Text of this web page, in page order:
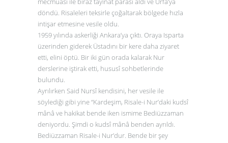
döndü. Risaleleri teksirle çoğaltarak bölgede hızla
intişar etmesine vesile oldu.
1959 yılında askerliği Ankara’ya çıktı. Oraya Isparta
üzerinden giderek Üstadını bir kere daha ziyaret
etti, elini öptü. Bir iki gün orada kalarak Nur
derslerine iştirak etti, hususî sohbetlerinde
bulundu.
Ayrılırken Said Nursî kendisini, her vesile ile
söylediği gibi yine “Kardeşim, Risale-i Nur’daki kudsî
mânâ ve hakikat bende iken ismime Bediüzzaman
deniyordu. Şimdi o kudsî mânâ benden ayrıldı.
Bediüzzaman Risale-i Nur’dur. Bende bir şey